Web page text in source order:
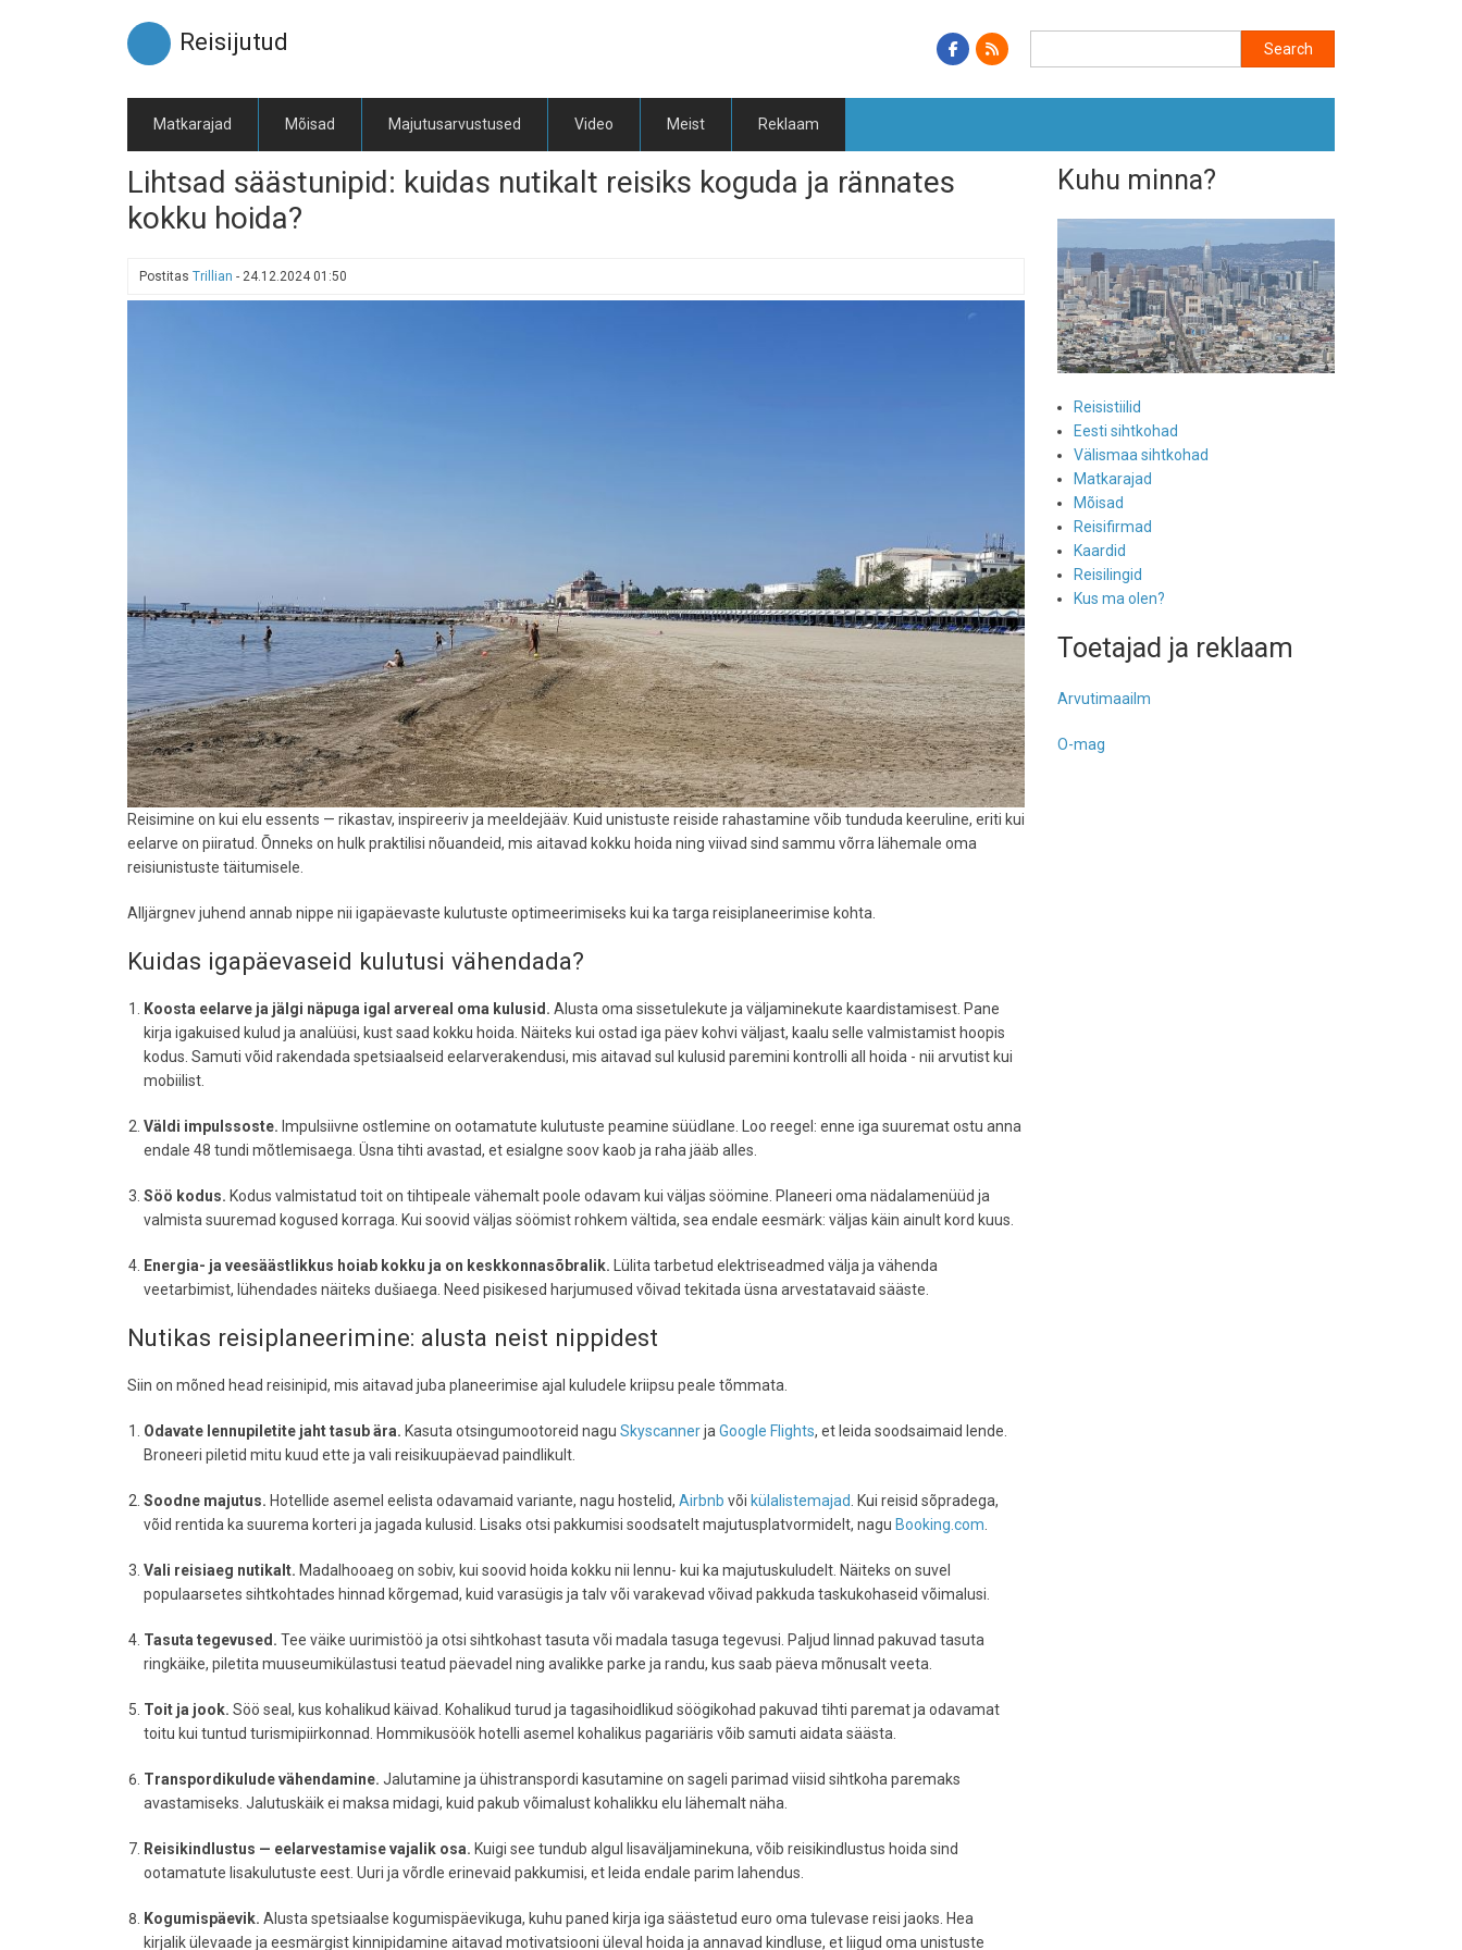
Reisijutud
Matkarajad Mõisad Majutusarvustused Video Meist Reklaam
Lihtsad säästunipid: kuidas nutikalt reisiks koguda ja rännates
kokku hoida?
Postitas Trillian - 24.12.2024 01:50
Reisimine on kui elu essents — rikastav, inspireeriv ja meeldejääv. Kuid unistuste reiside rahastamine võib tunduda keeruline, eriti kui
eelarve on piiratud. Õnneks on hulk praktilisi nõuandeid, mis aitavad kokku hoida ning viivad sind sammu võrra lähemale oma
reisiunistuste täitumisele.
Alljärgnev juhend annab nippe nii igapäevaste kulutuste optimeerimiseks kui ka targa reisiplaneerimise kohta.
Kuidas igapäevaseid kulutusi vähendada?
Koosta eelarve ja jälgi näpuga igal arvereal oma kulusid. Alusta oma sissetulekute ja väljaminekute kaardistamisest. Pane
kirja igakuised kulud ja analüüsi, kust saad kokku hoida. Näiteks kui ostad iga päev kohvi väljast, kaalu selle valmistamist hoopis
kodus. Samuti võid rakendada spetsiaalseid eelarverakendusi, mis aitavad sul kulusid paremini kontrolli all hoida - nii arvutist kui
mobiilist.
Väldi impulssoste. Impulsiivne ostlemine on ootamatute kulutuste peamine süüdlane. Loo reegel: enne iga suuremat ostu anna
endale 48 tundi mõtlemisaega. Üsna tihti avastad, et esialgne soov kaob ja raha jääb alles.
Söö kodus. Kodus valmistatud toit on tihtipeale vähemalt poole odavam kui väljas söömine. Planeeri oma nädalamenüüd ja
valmista suuremad kogused korraga. Kui soovid väljas söömist rohkem vältida, sea endale eesmärk: väljas käin ainult kord kuus.
Energia- ja veesäästlikkus hoiab kokku ja on keskkonnasõbralik. Lülita tarbetud elektriseadmed välja ja vähenda
veetarbimist, lühendades näiteks dušiaega. Need pisikesed harjumused võivad tekitada üsna arvestatavaid sääste.
Nutikas reisiplaneerimine: alusta neist nippidest
Siin on mõned head reisinipid, mis aitavad juba planeerimise ajal kuludele kriipsu peale tõmmata.
Odavate lennupiletite jaht tasub ära. Kasuta otsingumootoreid nagu Skyscannerja Google Flights, et leida soodsaimaid lende.
Broneeri piletid mitu kuud ette ja vali reisikuupäevad paindlikult.
Soodne majutus. Hotellide asemel eelista odavamaid variante, nagu hostelid, Airbnb või külalistemajad
. Kui reisid sõpradega,
võid rentida ka suurema korteri ja jagada kulusid. Lisaks otsi pakkumisi soodsatelt majutusplatvormidelt, nagu Booking.com
Vali reisiaeg nutikalt. Madalhooaeg on sobiv, kui soovid hoida kokku nii lennu- kui ka majutuskuludelt. Näiteks on suvel
populaarsetes sihtkohtades hinnad kõrgemad, kuid varasügis ja talv või varakevad võivad pakkuda taskukohaseid võimalusi.
Tasuta tegevused. Tee väike uurimistöö ja otsi sihtkohast tasuta või madala tasuga tegevusi. Paljud linnad pakuvad tasuta
ringkäike, piletita muuseumikülastusi teatud päevadel ning avalikke parke ja randu, kus saab päeva mõnusalt veeta.
Toit ja jook. Söö seal, kus kohalikud käivad. Kohalikud turud ja tagasihoidlikud söögikohad pakuvad tihti paremat ja odavamat
toitu kui tuntud turismipiirkonnad. Hommikusöök hotelli asemel kohalikus pagariäris võib samuti aidata säästa.
Transpordikulude vähendamine. Jalutamine ja ühistranspordi kasutamine on sageli parimad viisid sihtkoha paremaks
avastamiseks. Jalutuskäik ei maksa midagi, kuid pakub võimalust kohalikku elu lähemalt näha.
Reisikindlustus — eelarvestamise vajalik osa. Kuigi see tundub algul lisaväljaminekuna, võib reisikindlustus hoida sind
ootamatute lisakulutuste eest. Uuri ja võrdle erinevaid pakkumisi, et leida endale parim lahendus.
Kogumispäevik. Alusta spetsiaalse kogumispäevikuga, kuhu paned kirja iga säästetud euro oma tulevase reisi jaoks. Hea
kirjalik ülevaade ja eesmärgist kinnipidamine aitavad motivatsiooni üleval hoida ja annavad kindluse, et liigud oma unistuste
Kuhu minna?
Reisistiilid
Eesti sihtkohad
Välismaa sihtkohad
Matkarajad
Mõisad
Reisifirmad
Kaardid
Reisilingid
Kus ma olen?
Toetajad ja reklaam
Arvutimaailm
O-mag